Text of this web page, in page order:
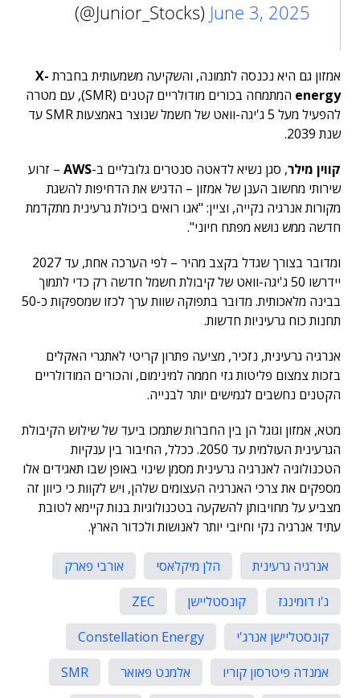
(@Junior_Stocks) June 3, 2025
אמזון גם היא נכנסה לתמונה, והשקיעה משמעותית בחברת X-
energy
המתמחה בכורים מודולריים קטנים (SMR), עם מטרה
להפעיל מעל 5 ג'יגה-וואט של חשמל שנוצר באמצעות SMR עד
שנת 2039.
קווין מילר, סגן נשיא לדאטה סנטרים גלובליים ב-AWS – זרוע
שירותי מחשוב הענן של אמזון – הדגיש את הדחיפות להשגת
מקורות אנרגיה נקייה, וציין: "אנו רואים ביכולת גרעינית מתקדמת
חדשה ממש נושא מפתח חיוני".
ומדובר בצורך שגדל בקצב מהיר – לפי הערכה אחת, עד 2027
יידרשו 50 ג'יגה-וואט של קיבולת חשמל חדשה רק כדי לתמוך
בבינה מלאכותית. מדובר בתפוקה שוות ערך לכזו שמספקות כ-50
תחנות כוח גרעיניות חדשות.
אנרגיה גרעינית, נזכיר, מציעה פתרון קריטי לאתגרי האקלים
בזכות צמצום פליטות גזי חממה למינימום, והכורים המודולריים
הקטנים נחשבים לגמישים יותר לבנייה.
מטא, אמזון וגוגל הן בין החברות שתמכו ביעד של שילוש הקיבולת
הגרעינית העולמית עד 2050. ככלל, החיבור בין ענקיות
הטכנולוגיה לאנרגיה גרעינית מסמן שינוי באופן שבו תאגידים אלו
מספקים את צרכי האנרגיה העצומים שלהן, ויש לקוות כי כיוון זה
מצביע על מחויבותן להשקעה בטכנולוגיות בנות קיימא לטובת
עתיד אנרגיה נקי וחיובי יותר לאנושות ולכדור הארץ.
אנרגיה גרעינית הלן מיקלאסי
אורבי פארק
ג'ו דומינגז
קונסטליישן
ZEC
קונסטליישן אנרג'י
Constellation Energy
אמנדה פיטרסון קוריו
אלמנט פאואר
SMR